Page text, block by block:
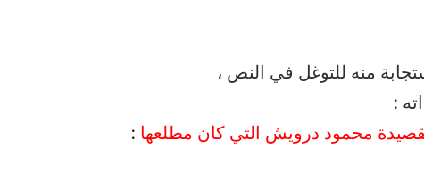
منه للتوغل في النص ،
:
محمود درويش التي كان مطلعها :